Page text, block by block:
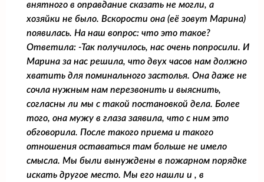
внятного в оправдание сказать не могли, а
хозяйки не было. Вскорости она (её зовут Марина)
появилась. На наш вопрос: что это такое?
Ответила: -Так получилось, нас очень попросили. И
Марина за нас решила, что двух часов нам должно
хватить для поминального застолья. Она даже не
сочла нужным нам перезвонить и выяснить,
согласны ли мы с такой постановкой дела. Более
того, она мужу в глаза заявила, что с ним это
обговорила. После такого приема и такого
отношения оставаться там больше не имело
смысла. Мы были вынуждены в пожарном порядке
искать другое место. Мы его нашли и , в